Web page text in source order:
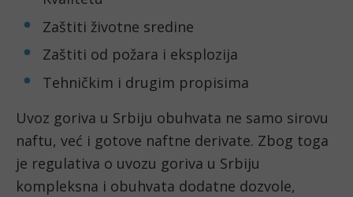
Zaštiti životne sredine
Zaštiti od požara i eksplozija
Tehničkim i drugim propisima
Uvoz goriva u Srbiju obuhvata ne samo sirovu
naftu, već i gotove naftne derivate. Zbog toga
je regulativa o uvozu goriva u Srbiju
kompleksna i obuhvata dodatne dozvole,